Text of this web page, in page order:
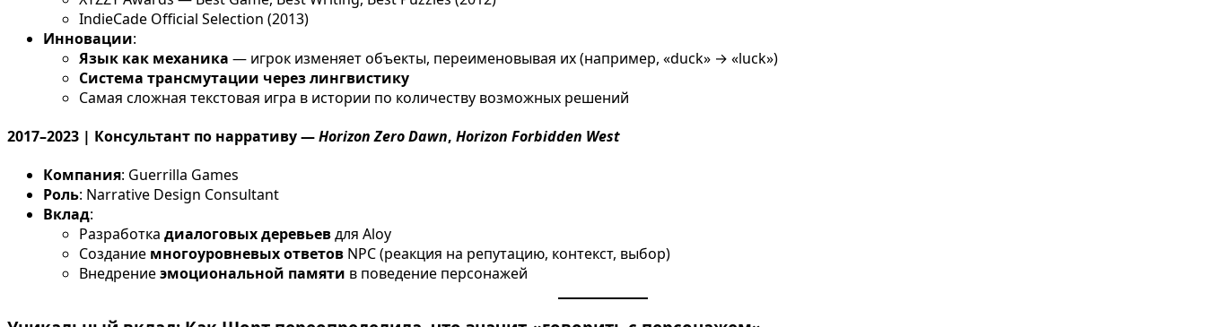
IndieCade Official Selection (2013)
Инновации:
Язык как механика — игрок изменяет объекты, переименовывая их (например, «duck» → «luck»)
Система трансмутации через лингвистику
Самая сложная текстовая игра в истории по количеству возможных решений
2017–2023 | Консультант по нарративу —Horizon Zero Dawn, Horizon Forbidden West
Компания: Guerrilla Games
Роль: Narrative Design Consultant
Вклад:
Разработка диалоговых деревьевдля Aloy
Создание многоуровневых ответов NPC (реакция на репутацию, контекст, выбор)
Внедрениеэмоциональной памяти в поведение персонажей